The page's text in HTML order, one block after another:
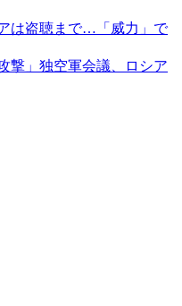
は盗聴まで…「威力」で
撃」独空軍会議、ロシア